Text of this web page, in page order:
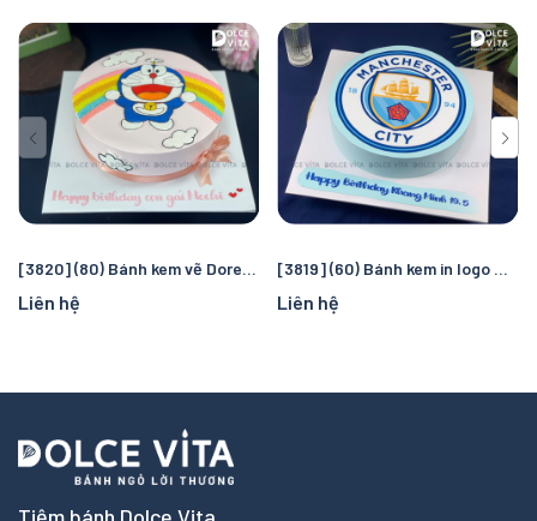
[3820] (80) Bánh kem vẽ Doremon/ Doraemon - quà tặng sinh nhật đáng yêu cho bé gái
Liên hệ
[3819] (60) Bánh kem in logo Manchester City – Quà tặng sinh nhật hoàn hảo cho fan bóng đá
Liên hệ